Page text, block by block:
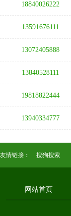
18840026222
13591676111
13072405888
13840528111
19818822444
13940334777
友情链接： 搜狗搜索
网站首页